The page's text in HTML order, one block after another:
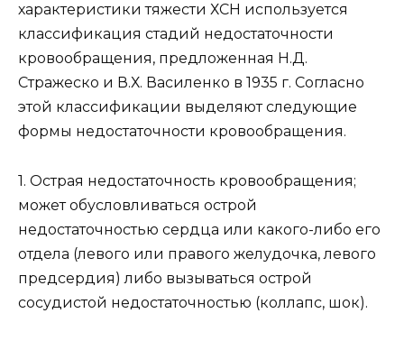
характеристики тяжести ХСН используется
классификация стадий недостаточности
кровообращения, предложенная Н.Д.
Стражеско и В.Х. Василенко в 1935 г. Согласно
этой классификации выделяют следующие
формы недостаточности кровообращения.
1. Острая недостаточность кровообращения;
может обусловливаться острой
недостаточностью сердца или какого-либо его
отдела (левого или правого желудочка, левого
предсердия) либо вызываться острой
сосудистой недостаточностью (коллапс, шок).